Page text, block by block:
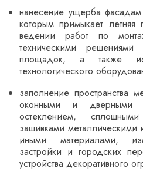
нанесение ущерба
которым примыкает
ведении работ по
техническими решениями
площадок, а также
технологического
заполнение пространства
оконными и дверными
остеклением,
зашивками
иными материалами,
застройки и городских
устройства декоративного